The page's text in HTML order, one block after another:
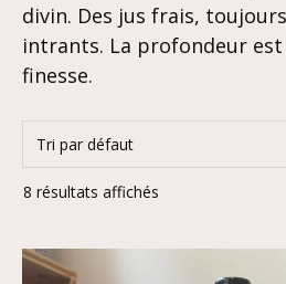
divin. Des jus frais,
intrants. La profondeur
finesse.
8 résultats affichés